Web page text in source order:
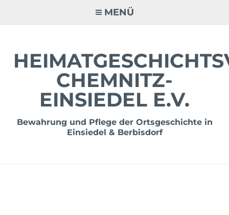
MENÜ
CHEMNITZ-
EINSIEDEL E.V.
Bewahrung und Pflege der Ortsgeschichte in
Einsiedel & Berbisdorf